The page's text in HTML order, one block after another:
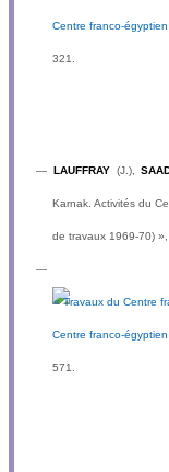
Centre franco-
321.
— LAUFFRAY(J.),
Karnak. Activités du
de travaux 1969-70) »,
Centre franco-
571.